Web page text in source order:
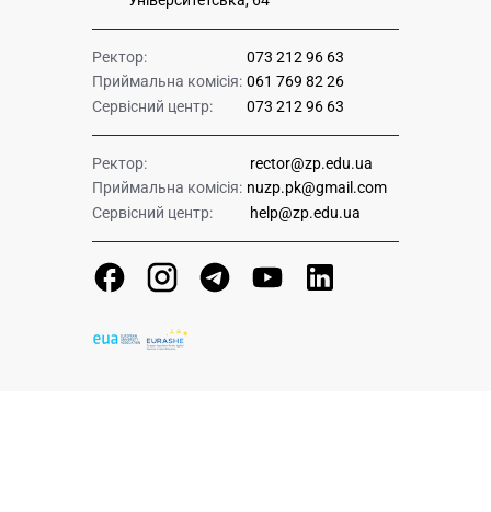
Ректор:
073 212 96 63
Приймальна комісія: 061 769 82 26
Сервісний центр:
073 212 96 63
Ректор:
rector@zp.edu.ua
Приймальна комісія: nuzp.pk@gmail.com
Сервісний центр:
help@zp.edu.ua